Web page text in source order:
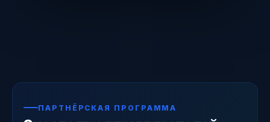
ПАРТНЁРСКАЯ ПРОГРАММА